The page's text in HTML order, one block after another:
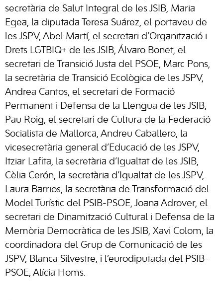
secretària de Salut Integral de les JSIB, Maria
Egea, la diputada Teresa Suárez, el portaveu de
les JSPV, Abel Martí, el secretari d’Organització i
Drets LGTBIQ+ de les JSIB, Álvaro Bonet, el
secretari de Transició Justa del PSOE, Marc Pons,
la secretària de Transició Ecològica de les JSPV,
Andrea Cantos, el secretari de Formació
Permanent i Defensa de la Llengua de les JSIB,
Pau Roig, el secretari de Cultura de la Federació
Socialista de Mallorca, Andreu Caballero, la
vicesecretària general d’Educació de les JSPV,
Itziar Lafita, la secretària d’Igualtat de les JSIB,
Cèlia Cerón, la secretària d’Igualtat de les JSPV,
Laura Barrios, la secretària de Transformació del
Model Turístic del PSIB-PSOE, Joana Adrover, el
secretari de Dinamització Cultural i Defensa de la
Memòria Democràtica de les JSIB, Xavi Colom, la
coordinadora del Grup de Comunicació de les
JSPV, Blanca Silvestre, i l’eurodiputada del PSIB-
PSOE, Alícia Homs.